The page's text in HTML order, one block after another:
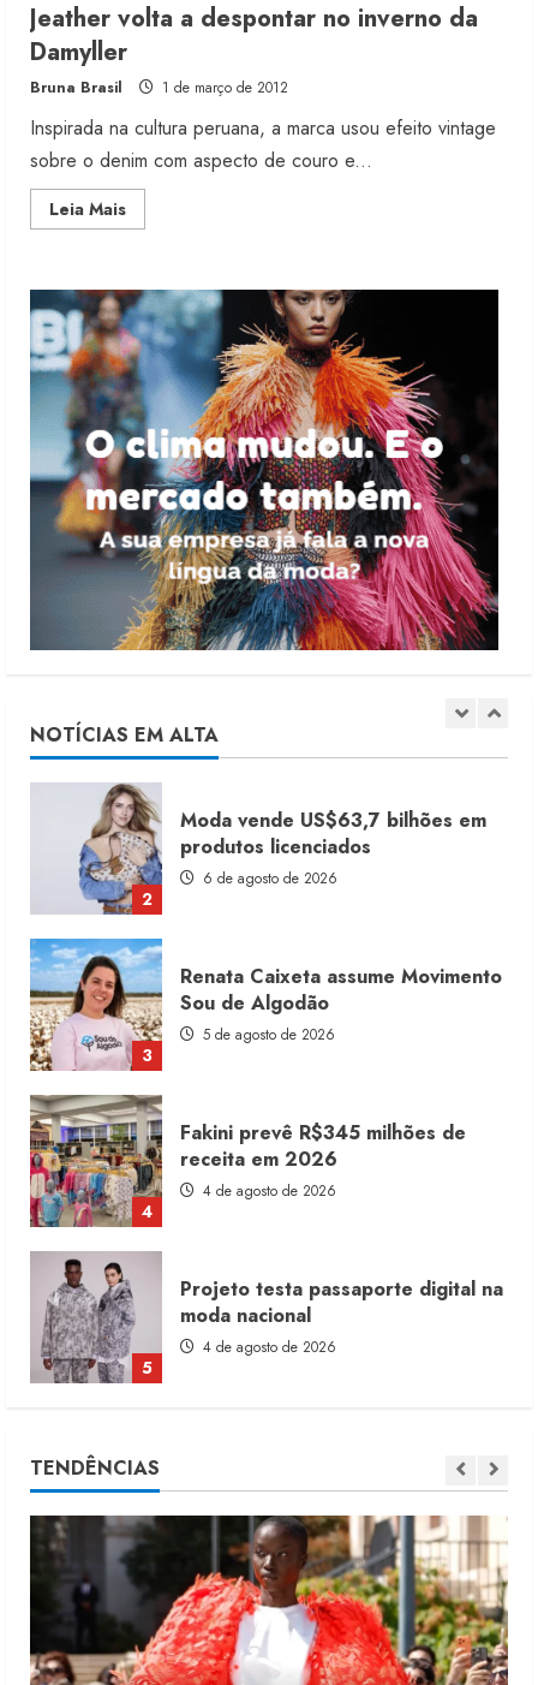
Jeather volta a despontar no inverno da
Damyller
Bruna Brasil 1 de março de 2012
Inspirada na cultura peruana, a marca usou efeito vintage
sobre o denim com aspecto de couro e...
Leia MaisRead
more
a
despontar
no
inverno
da
Damyller
NOTÍCIAS EM ALTA
Moda vende US$63,7 bilhões em
6 de agosto de 2026
4
Fakini prevê R$345 milhões de
receita em 2026
4 de agosto de 2026
5
Projeto testa passaporte digital na
moda nacional
4 de agosto de 2026
1
7 de agosto de 2026
2
Moda vende US$63,7 bilhões em
produtos licenciados
6 de agosto de 2026
3
Renata Caixeta assume Movimento
Sou de Algodão
5 de agosto de 2026
4
Fakini prevê R$345 milhões de
receita em 2026
4 de agosto de 2026
5
Projeto testa passaporte digital na
moda nacional
4 de agosto de 2026
1
Moda vende US$63,7 bilhões em
produtos licenciados
6 de agosto de 2026
TENDÊNCIAS